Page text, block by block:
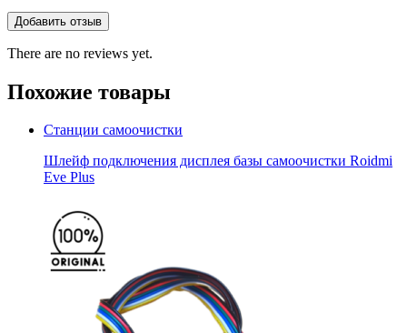
There are no reviews yet.
Похожие товары
Станции самоочистки
Шлейф подключения дисплея базы самоочистки Roidmi
Eve Plus